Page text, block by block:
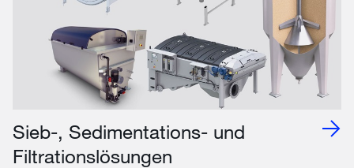
Sieb-, Sedimentations- und
Filtrationslösungen